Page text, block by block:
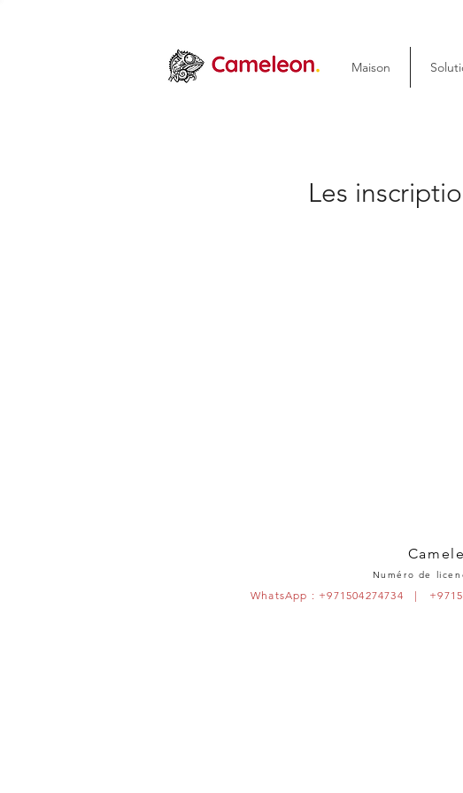
Maison
Les
Numéro de
WhatsApp : +971504274734 |